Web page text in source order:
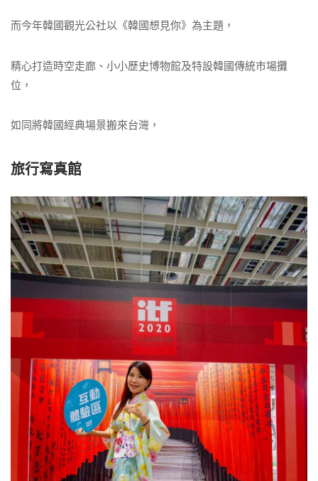
而今年韓國觀光公社以《韓國想見你》為主題，
精心打造時空走廊、小小歷史博物館及特設韓國傳統市場攤
位，
如同將韓國經典場景搬來台灣，
旅行寫真館